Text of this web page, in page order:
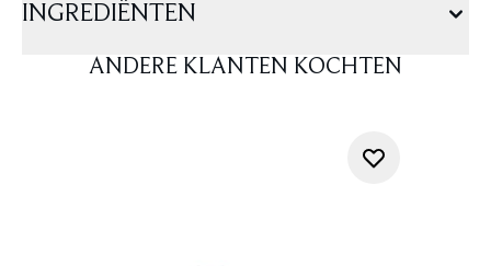
INGREDIËNTEN
ANDERE KLANTEN KOCHTEN